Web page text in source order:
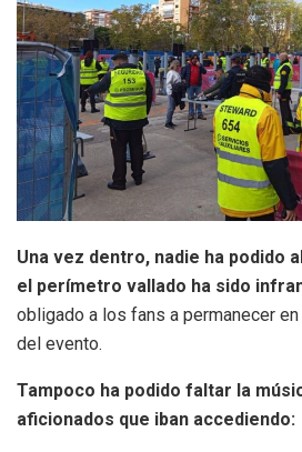
Una vez dentro, nadie ha podido
el perímetro vallado ha sido
obligado a los fans a permanecer
del evento.
Tampoco ha podido faltar la
aficionados que iban accediendo: